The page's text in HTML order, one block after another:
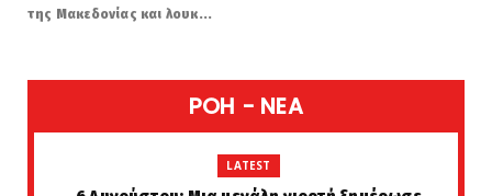
της Μακεδονίας και λουκ...
POH - NEA
LATEST